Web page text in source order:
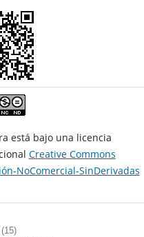
está bajo una licencia
Creative Commons
NoComercial-SinDerivadas